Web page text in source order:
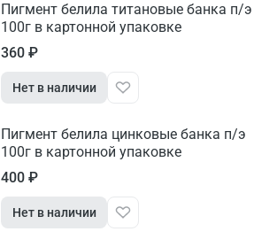
Пигмент белила титановые банка п/э
100г в картонной упаковке
360 ₽
Нет в наличии
Пигмент белила цинковые банка п/э
100г в картонной упаковке
400 ₽
Нет в наличии